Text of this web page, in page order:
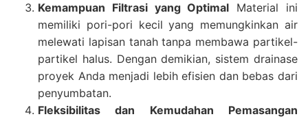
Kemampuan Filtrasi yang Optimal Material ini
memiliki pori-pori kecil yang memungkinkan air
melewati lapisan tanah tanpa membawa partikel-
partikel halus. Dengan demikian, sistem drainase
proyek Anda menjadi lebih efisien dan bebas dari
penyumbatan.
Fleksibilitas dan Kemudahan Pemasangan